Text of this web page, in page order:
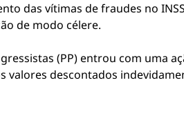
das vítimas de fraudes no
de modo célere.
(PP) entrou com uma
valores descontados